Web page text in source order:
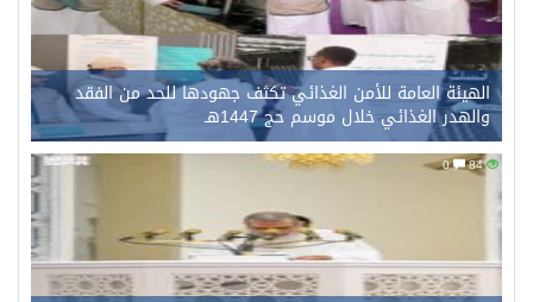
الهيئة العامة للأمن الغذائي تكثف جهودها للحد من الفقد
والهدر الغذائي خلال موسم حج 1447هـ
84
0